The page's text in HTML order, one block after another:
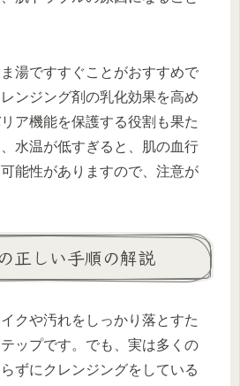
湯ですすぐことがおすすめで
ンジング剤の乳化効果を高め
ア機能を保護する役割も果た
水温が低すぎると、肌の血行
能性がありますので、注意が
正しい手順の解説
クや汚れをしっかり落とすた
ップです。でも、実は多くの
ずにクレンジングをしている